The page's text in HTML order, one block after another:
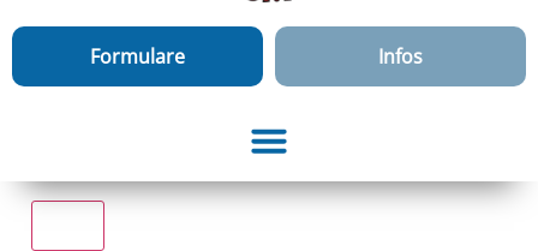
Formulare Infos